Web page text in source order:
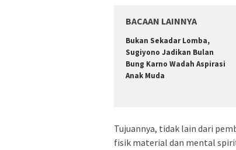
BACAAN LAINNYA
Bukan Sekadar Lomba,
Sugiyono Jadikan Bulan
Bung Karno Wadah Aspirasi
Anak Muda
Tujuannya, tidak lain dari
fisik material dan mental